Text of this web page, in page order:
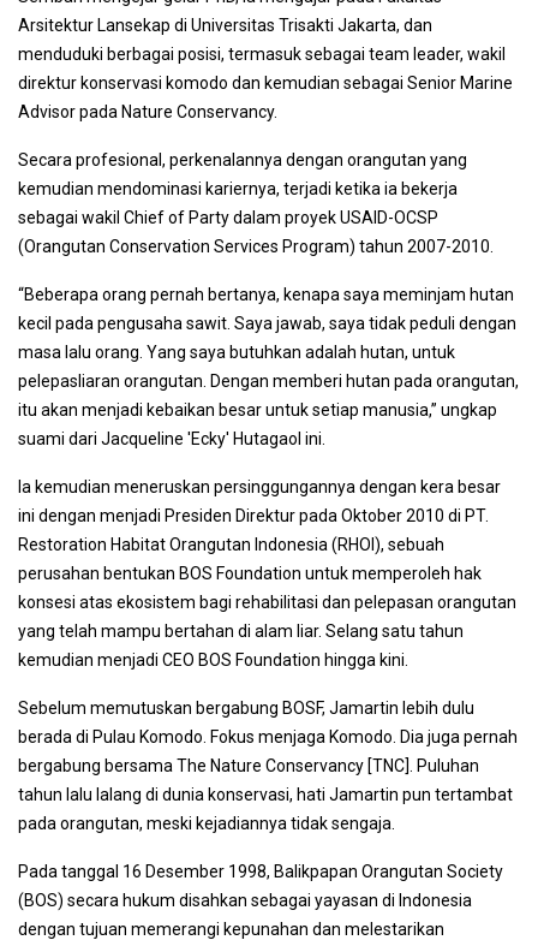
Arsitektur Lansekap di Universitas Trisakti Jakarta, dan
menduduki berbagai posisi, termasuk sebagai team leader, wakil
direktur konservasi komodo dan kemudian sebagai Senior Marine
Advisor pada Nature Conservancy.
Secara profesional, perkenalannya dengan orangutan yang
kemudian mendominasi kariernya, terjadi ketika ia bekerja
sebagai wakil Chief of Party dalam proyek USAID-OCSP
(Orangutan Conservation Services Program) tahun 2007-2010.
“Beberapa orang pernah bertanya, kenapa saya meminjam hutan
kecil pada pengusaha sawit. Saya jawab, saya tidak peduli dengan
masa lalu orang. Yang saya butuhkan adalah hutan, untuk
pelepasliaran orangutan. Dengan memberi hutan pada orangutan,
itu akan menjadi kebaikan besar untuk setiap manusia,” ungkap
suami dari Jacqueline 'Ecky' Hutagaol ini.
Ia kemudian meneruskan persinggungannya dengan kera besar
ini dengan menjadi Presiden Direktur pada Oktober 2010 di PT.
Restoration Habitat Orangutan Indonesia (RHOI), sebuah
perusahan bentukan BOS Foundation untuk memperoleh hak
konsesi atas ekosistem bagi rehabilitasi dan pelepasan orangutan
yang telah mampu bertahan di alam liar. Selang satu tahun
kemudian menjadi CEO BOS Foundation hingga kini.
Sebelum memutuskan bergabung BOSF, Jamartin lebih dulu
berada di Pulau Komodo. Fokus menjaga Komodo. Dia juga pernah
bergabung bersama The Nature Conservancy [TNC]. Puluhan
tahun lalu lalang di dunia konservasi, hati Jamartin pun tertambat
pada orangutan, meski kejadiannya tidak sengaja.
Pada tanggal 16 Desember 1998, Balikpapan Orangutan Society
(BOS) secara hukum disahkan sebagai yayasan di Indonesia
dengan tujuan memerangi kepunahan dan melestarikan